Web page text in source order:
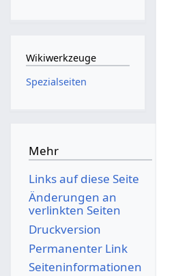
Wikiwerkzeuge
Spezialseiten
Mehr
Links auf diese Seite
Änderungen an
verlinkten Seiten
Druckversion
Permanenter Link
Seiten­­informationen